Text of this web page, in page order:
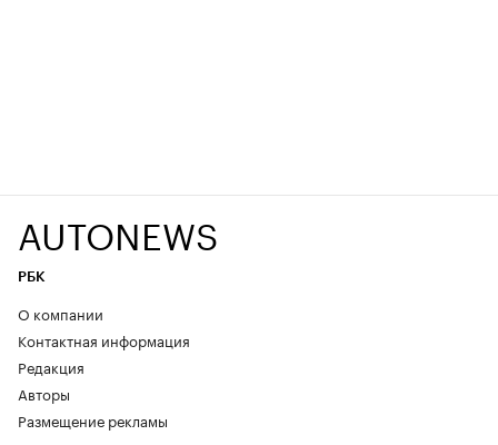
AUTONEWS
РБК
О компании
Контактная информация
Редакция
Авторы
Размещение рекламы